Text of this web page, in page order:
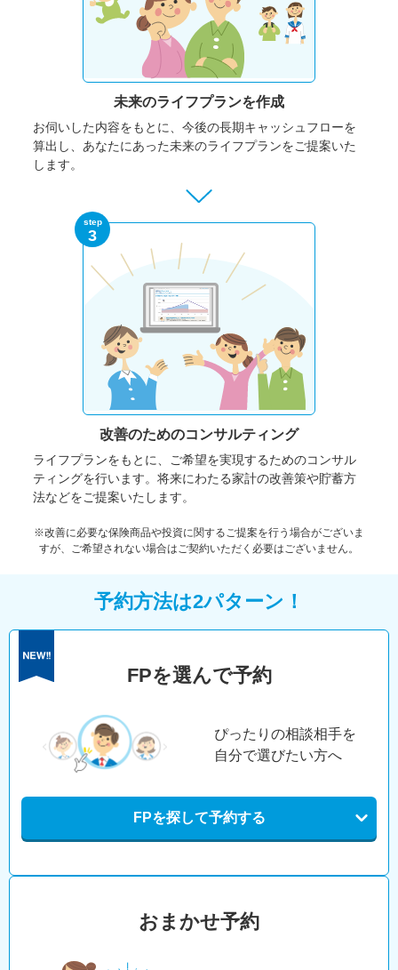
未来のライフプランを作成
お伺いした内容をもとに、今後の長期キャッシュフローを
算出し、あなたにあった未来のライフプランをご提案いた
します。
step
3
改善のためのコンサルティング
ライフプランをもとに、ご希望を実現するためのコンサル
ティングを行います。将来にわたる家計の改善策や貯蓄方
法などをご提案いたします。
※改善に必要な保険商品や投資に関するご提案を行う場合がございま
すが、ご希望されない場合はご契約いただく必要はございません。
予約方法は2パターン！
FPを選んで予約
ぴったりの相談相手を
自分で選びたい方へ
FPを探して予約する
おまかせ予約